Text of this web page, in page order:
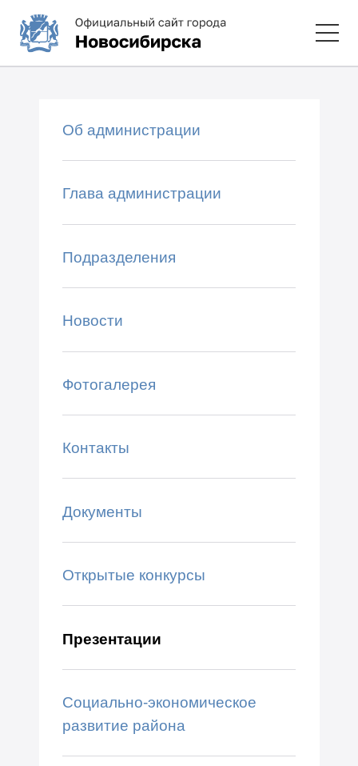
Об администрации
Глава администрации
Подразделения
Новости
Фотогалерея
Контакты
Документы
Открытые конкурсы
Презентации
Социально-экономическое
развитие района